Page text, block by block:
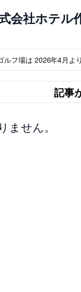
会社ホテル
ルフ場は 2026年4月よ
記事
ません。